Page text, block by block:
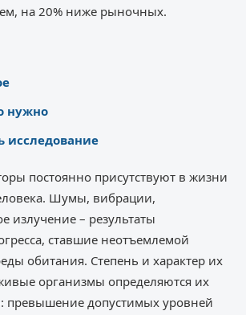
на 20% ниже рыночных.
нужно
исследование
постоянно присутствуют в жизни
Шумы, вибрации,
излучение – результаты
ставшие неотъемлемой
обитания. Степень и характер их
организмы определяются их
превышение допустимых уровней